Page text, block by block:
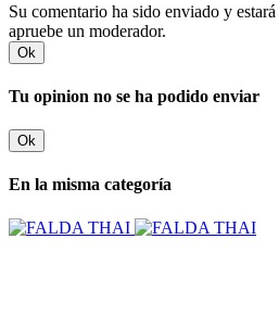
Su comentario ha sido enviado y
apruebe un moderador.
Ok
Tu opinion no se ha podido enviar
Ok
En la misma categoría